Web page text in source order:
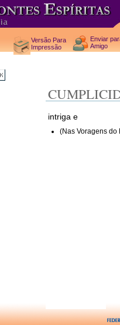
Versão Para
Impressão
Enviar
Amigo
intriga e
(Nas Voragens do